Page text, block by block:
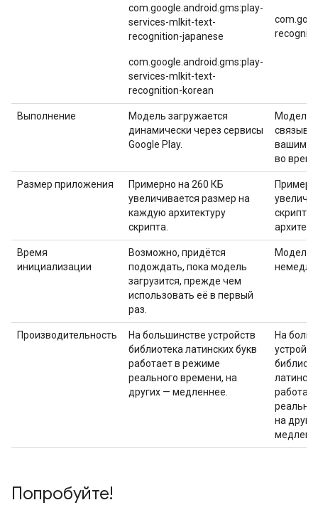
com.google.android.gms:play-
services-mlkit-text-
recognition-japanese
com.google.android.gms:play-
services-mlkit-text-
recognition-korean
Выполнение
Модель загружается
динамически через сервисы
Google Play.
Модель
вашим
во
Размер приложения
Примерно на 260 КБ
увеличивается размер на
каждую архитектуру
скрипта.
скрипта
Время
инициализации
Возможно, придётся
подождать, пока модель
загрузится, прежде чем
использовать её в первый
раз.
Модель
Производительность
На большинстве устройств
библиотека латинских букв
работает в режиме
реального времени, на
других — медленнее.
На
на
Попробуйте!